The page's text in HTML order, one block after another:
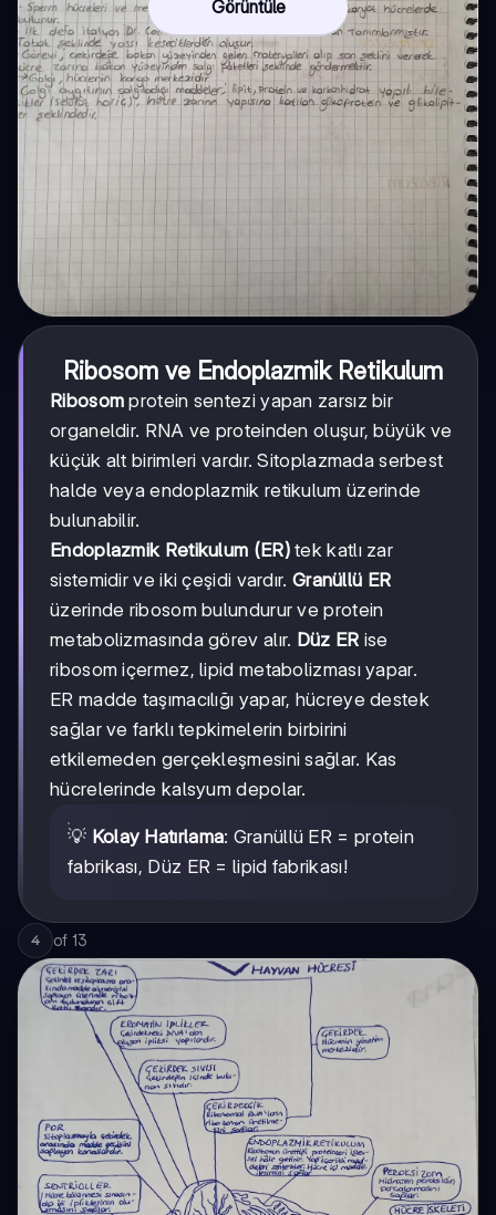
Görüntüle
Ribosom ve Endoplazmik Retikulum
Ribosom protein sentezi yapan zarsız bir
organeldir. RNA ve proteinden oluşur, büyük ve
küçük alt birimleri vardır. Sitoplazmada serbest
halde veya endoplazmik retikulum üzerinde
bulunabilir.
Endoplazmik Retikulum (ER)tek katlı zar
sistemidir ve iki çeşidi vardır. Granüllü ER
üzerinde ribosom bulundurur ve protein
metabolizmasında görev alır. Düz ER ise
ribosom içermez, lipid metabolizması yapar.
ER madde taşımacılığı yapar, hücreye destek
sağlar ve farklı tepkimelerin birbirini
etkilemeden gerçekleşmesini sağlar. Kas
hücrelerinde kalsyum depolar.
💡 Kolay Hatırlama: Granüllü ER = protein
fabrikası, Düz ER = lipid fabrikası!
4 of 13